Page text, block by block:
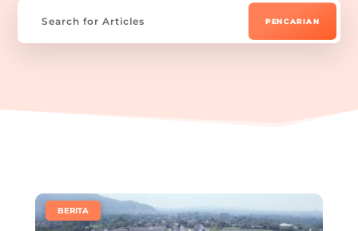
BERITA